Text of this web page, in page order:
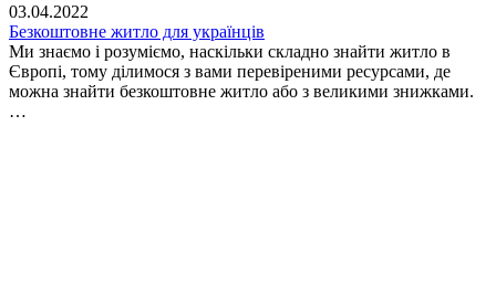
03.04.2022
Безкоштовне житло для українців
Ми знаємо і розуміємо, наскільки складно знайти житло в
Європі, тому ділимося з вами перевіреними ресурсами, де
можна знайти безкоштовне житло або з великими знижками.
…